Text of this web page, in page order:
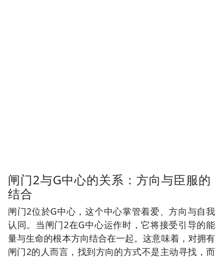
闸门2与G中心的关系：方向与臣服的
结合
闸门2位於G中心，这个中心掌管着爱、方向与自我
认同。当闸门2在G中心运作时，它将接受引导的能
量与生命的根本方向结合在一起。这意味着，对拥有
闸门2的人而言，找到方向的方式不是主动寻找，而